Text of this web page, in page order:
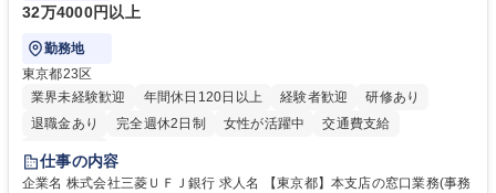
32万4000円以上
勤務地
東京都23区
業界未経験歓迎
年間休日120日以上 経験者歓迎
研修あり
退職金あり
完全週休2日制 女性が活躍中
交通費支給
土日祝休み
仕事の内容
企業名 株式会社三菱ＵＦＪ銀行 求人名 【東京都】本支店の窓口業務(事務